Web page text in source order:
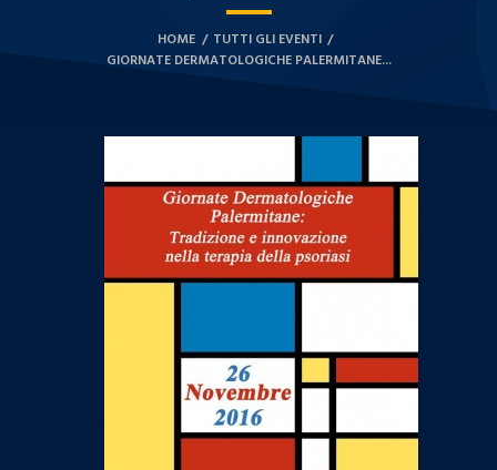
HOME
TUTTI GLI EVENTI
GIORNATE DERMATOLOGICHE PALERMITANE...